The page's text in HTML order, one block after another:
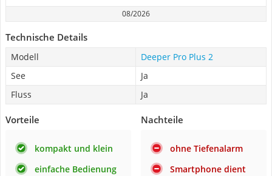
08/2026
Technische Details
Modell
Deeper Pro Plus 2
See
Ja
Fluss
Ja
Vorteile
kompakt und klein
einfache Bedienung
Nachteile
ohne Tiefenalarm
Smartphone dient